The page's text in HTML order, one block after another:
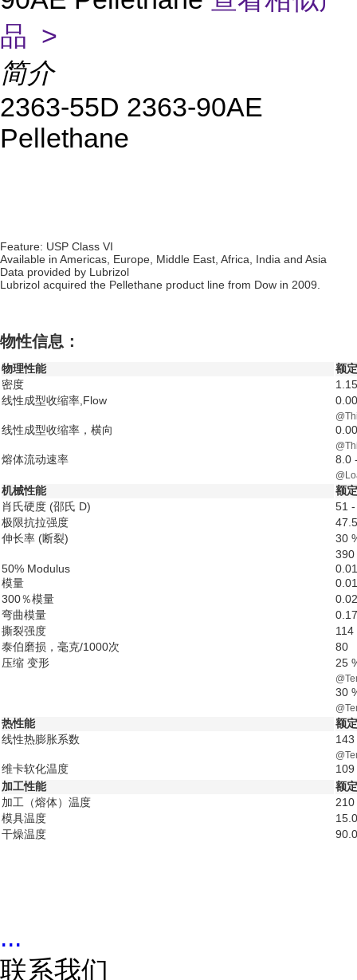
品 >
简介
2363-55D 2363-90AE
Pellethane
Feature: USP Class VI
Available in Americas, Europe, Middle East, Africa, India and Asia
Data provided by Lubrizol
Lubrizol acquired the Pellethane product line from Dow in 2009.
物性信息：
物理性能
额
密度
线性成型收缩率,Flow
线性成型收缩率，横向
熔体流动速率 8.0
机械性能
额
肖氏硬度 (邵氏 D)
51
极限抗拉强度
伸长率 (断裂)
30
390
50% Modulus
模量
300％模量
弯曲模量
撕裂强度
114
泰伯磨损，毫克/1000次
80
压缩 变形
25
30
热性能
额
线性热膨胀系数
143
维卡软化温度
109
加工性能
额
加工（熔体）温度
210
模具温度
干燥温度
...
联系我们